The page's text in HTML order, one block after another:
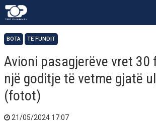
BOTA TË FUNDIT
Avioni pasagjerëve vret 30
një goditje të vetme gjatë
(fotot)
21/05/2024 17:07